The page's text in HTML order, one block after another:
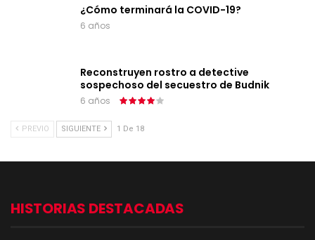
¿Cómo terminará la COVID-19?
6 años
Reconstruyen rostro a detective
sospechoso del secuestro de Budnik
6 años
PREVIO SIGUIENTE 1 De 18
HISTORIAS DESTACADAS